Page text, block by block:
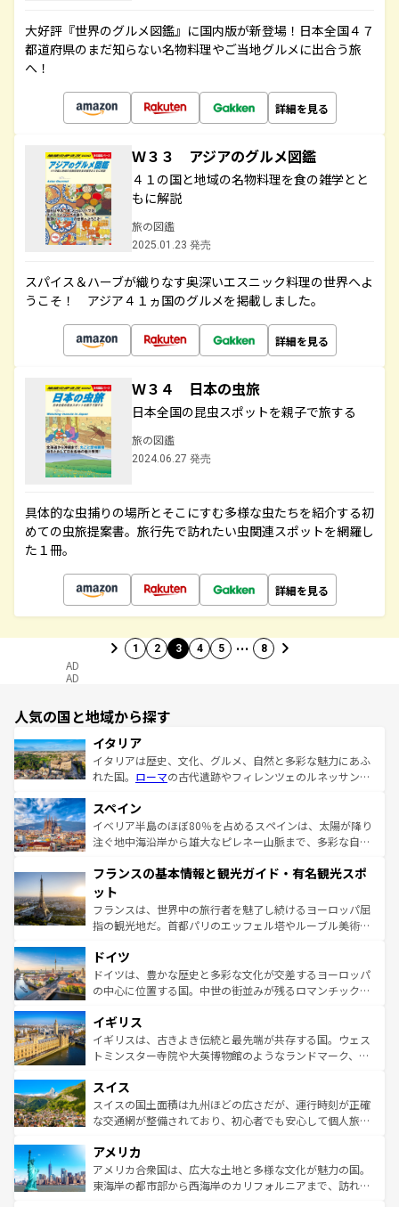
大好評『世界のグルメ図鑑』に国内版が新登場！日本全国４７
都道府県のまだ知らない名物料理やご当地グルメに出合う旅
へ！
詳細を見る
Ｗ３３ アジアのグルメ図鑑
４１の国と地域の名物料理を食の雑学とと
もに解説
旅の図鑑
2025.01.23 発売
スパイス＆ハーブが織りなす奥深いエスニック料理の世界へよ
うこそ！ アジア４１ヵ国のグルメを掲載しました。
詳細を見る
Ｗ３４ 日本の虫旅
日本全国の昆虫スポットを親子で旅する
旅の図鑑
2024.06.27 発売
具体的な虫捕りの場所とそこにすむ多様な虫たちを紹介する初
めての虫旅提案書。旅行先で訪れたい虫関連スポットを網羅し
た１冊。
詳細を見る
1 2 3 4 5 … 8
AD
AD
人気の国と地域から探す
イタリア
イタリアは歴史、文化、グルメ、自然と多彩な魅力にあふ
れた国。 ローマの古代遺跡やフィレンツェのルネッサンス
ろん、トスカーナの美しい田園風景やアマルフィ海岸の絶
景など、自然景観も見逃せない。観光の合間には、本場の
ピザやパスタなど、絶品のイタリア料理を堪能することも
ませてくれるイタリアで、忘れられない旅をしてみよう！
なお、新着のイタリア情報は
しい。
スペイン
イベリア半島のほぼ80％を占めるスペインは、太陽が降り
注ぐ地中海沿岸から雄大なピレネー山脈まで、多彩な自然
文化が根付くこの国では、情熱的なフラメンコ、熱気あふ
れる闘牛、そして美味しいタパスが生活の一部となってい
る。首都マドリードの洗練された雰囲気や、バルセロナの
アートに溢れた街角から、地方では古代ローマ遺跡や中世
せる。地方によって風土や気候が異なるスペインはその個
性で訪れる人を魅了する。 なお、新着のスペイン情報は コ
ンテンツ一覧を参照してほしい。
フランスの基本情報と観光ガイド・有名観光スポ
ット
フランスは、世界中の旅行者を魅了し続けるヨーロッパ屈
指の観光地だ。首都パリのエッフェル塔やルーブル美術館
で、幅広い魅力が詰まっている。華麗な宮殿、歴史的な大
聖堂、美しいビーチ、そして豊かな自然が、訪れる者を心
から魅了する。また、フランスは美食の国としても知ら
いる。シャンパンの発祥地であるランス、プロヴァンスの
香り高いラベンダー畑など、多彩な楽しみ方が可能だ。さ
らに、パリ以外の地域にも魅力が溢れており、どの街角に
れる地方に足を運ぶとそれぞれで全く異なる文化を体験で
きるだろう。 なお、新着のフランス情報はコンテンツ一覧
を参照してほしい。
ドイツ
ドイツは、豊かな歴史と多彩な文化が交差するヨーロッパ
の中心に位置する国。中世の街並みが残るロマンチック街
顔を持つこの国は、どこを歩いても飽きることがない。ベ
ルリンの文化的活気、バイエルン州のアルプスの絶景、そ
してライン川沿いのワイン畑といった風景は必見。ビール
は、お酒好きな人にはぜひ体験してほしい。 なお、新着の
ドイツ情報はコンテンツ一覧を参照してほしい。
イギリス
イギリスは、古きよき伝統と最先端が共存する国。ウェス
トミンスター寺院や大英博物館のようなランドマーク、歴
リアごとに異なる魅力がある。また、優雅なアフタヌーン
ティー、ビール好きにはたまらない英国パブ、サッカー観
戦など、本場だからこそできる体験も豊富。イギリスを旅
ンツ一覧を参照してほしい。
スイス
スイスの国土面積は九州ほどの広さだが、運行時刻が正確
な交通網が整備されており、初心者でも安心して個人旅行
の建物がそのまま残る町や、スイスならではのユニークな
博物館もあり、アルプス観光だけでなく町歩きも満喫する
ことができる。国民の所得が高いため物価も高いが、旅行
アメリカ
アメリカ合衆国は、広大な土地と多様な文化が魅力の国。
東海岸の都市部から西海岸のカリフォルニアまで、訪れる